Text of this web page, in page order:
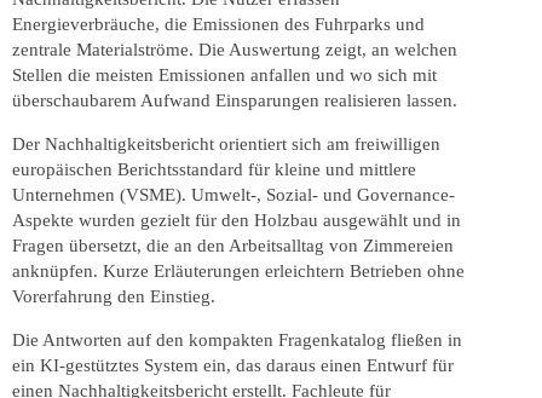
Energieverbräuche, die Emissionen des Fuhrparks und
zentrale Materialströme. Die Auswertung zeigt, an welchen
Stellen die meisten Emissionen anfallen und wo sich mit
überschaubarem Aufwand Einsparungen realisieren lassen.
Der Nachhaltigkeitsbericht orientiert sich am freiwilligen
europäischen Berichtsstandard für kleine und mittlere
Unternehmen (VSME). Umwelt-, Sozial- und Governance-
Aspekte wurden gezielt für den Holzbau ausgewählt und in
Fragen übersetzt, die an den Arbeitsalltag von Zimmereien
anknüpfen. Kurze Erläuterungen erleichtern Betrieben ohne
Vorerfahrung den Einstieg.
Die Antworten auf den kompakten Fragenkatalog fließen in
ein KI-gestütztes System ein, das daraus einen Entwurf für
einen Nachhaltigkeitsbericht erstellt. Fachleute für